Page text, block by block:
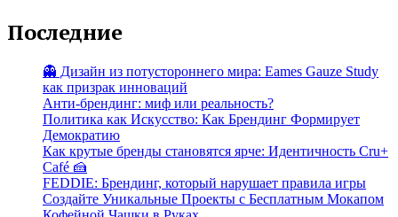
Последние
👻 Дизайн из потустороннего мира: Eames Gauze Study
как призрак инноваций
Анти-брендинг: миф или реальность?
Политика как Искусство: Как Брендинг Формирует
Демократию
Как крутые бренды становятся ярче: Идентичность Cru+
Café 🍰
FEDDIE: Брендинг, который нарушает правила игры
Создайте Уникальные Проекты с Бесплатным Мокапом